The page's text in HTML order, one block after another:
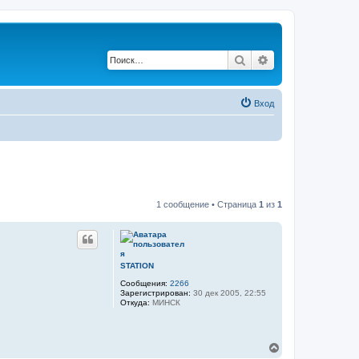
Поиск
Вход
1 сообщение • Страница 1 из 1
STATION
Сообщения: 2266
Зарегистрирован: 30 дек 2005, 22:55
Откуда: МИНСК